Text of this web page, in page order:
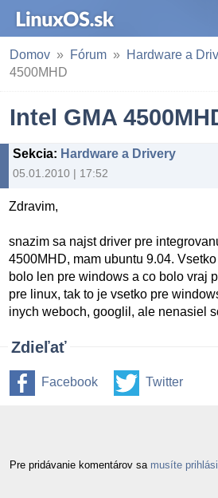
Domov Fórum Hardware a
4500MHD
Intel GMA
Sekcia: Hardware a Drivery
05.01.2010 | 17:52
Zdravim,
snazim sa najst driver pre
4500MHD, mam ubuntu 9.04.
bolo len pre windows a co bolo vraj
pre linux, tak to je vsetko pre
inych weboch, googlil, ale nenasiel
Zdieľať
Facebook Twitter
Pre pridávanie komentárov sa musíte